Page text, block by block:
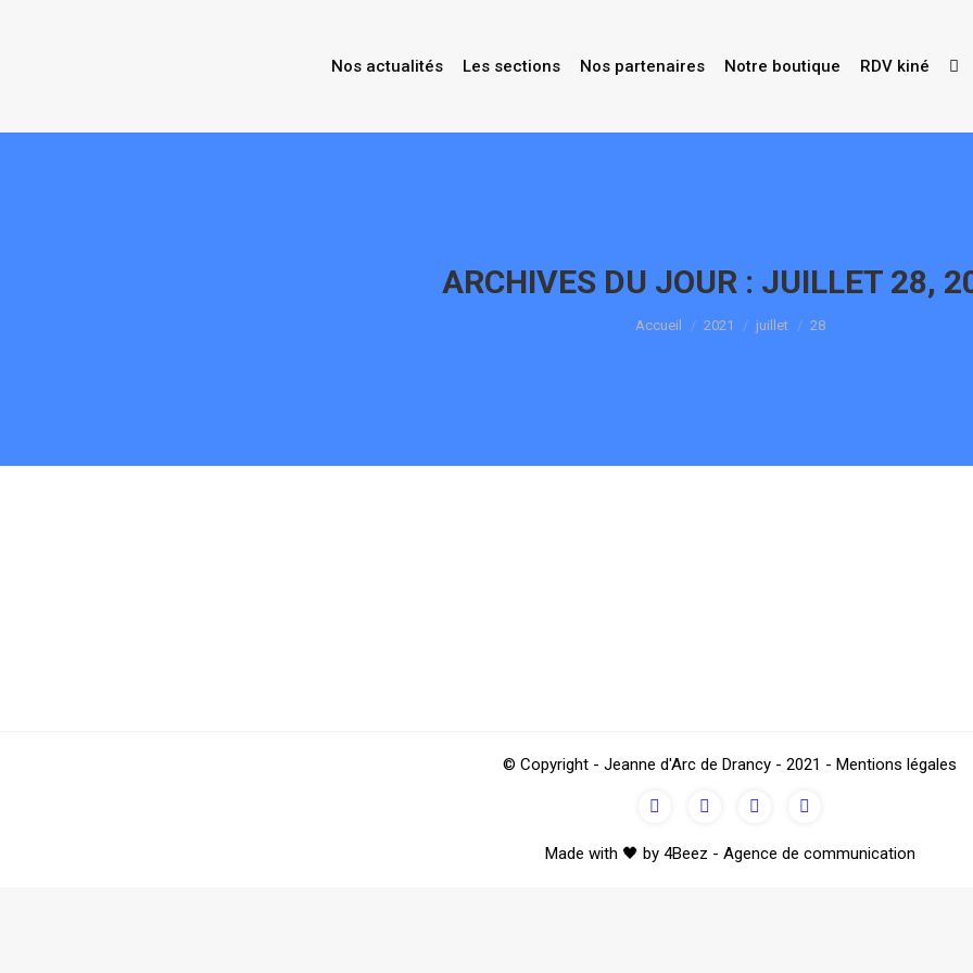
Nos actualités Les sections Nos partenaires Notre boutique RDV kiné
ARCHIVES DU JOUR : JUILLET 28,
Vous êtes ici :
Accueil 2021 juillet 28
© Copyright - Jeanne d'Arc de Drancy - 2021 - Mentions légales
Made with 🖤 by 4Beez - Agence de communication